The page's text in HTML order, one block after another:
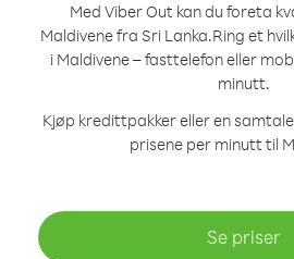
Med Viber Out kan du foreta
Maldivene fra Sri Lanka.Ring et
i Maldivene – fasttelefon eller
minutt.
Kjøp kredittpakker eller en
prisene per minutt til
Se priser